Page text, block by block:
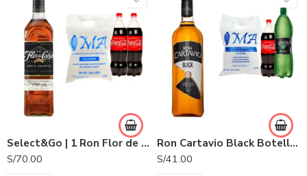
Select&Go | 1 Ron Flor de Caña 5 años 750ml + 2 Gaseosas Coca Cola 1.5L + 1 Hielo COLDGEM 3.0Kg.
S/70.00
Ron Cartavio Black Botella 1L
S/41.00